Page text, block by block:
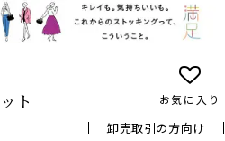
ト お気に入り
卸売取引の方向け